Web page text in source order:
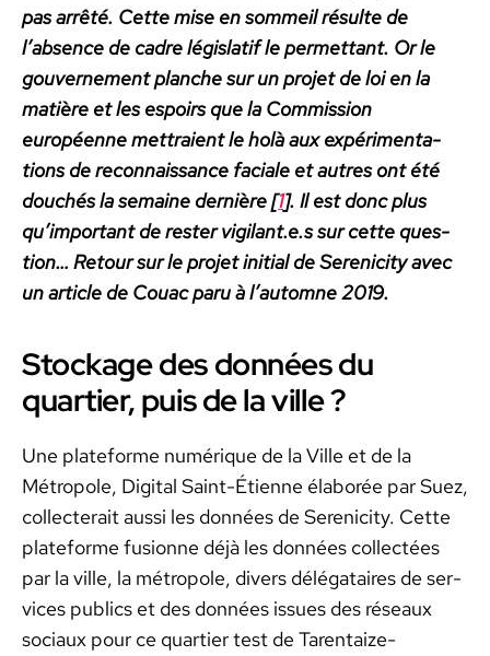
pas arrêté. Cette mise en som­meil résulte de
l’absence de cadre lég­is­latif le per­me­t­tant. Or le
gou­verne­ment planche sur un pro­jet de loi en la
matière et les espoirs que la Com­mis­sion
européenne met­traient le holà aux expéri­men­ta­
tions de recon­nais­sance faciale et autres ont été
douchés la semaine dernière [1]. Il est donc plus
qu’important de rester vigilant.e.s sur cette ques­
tion… Retour sur le pro­jet ini­tial de Serenic­i­ty avec
un arti­cle de Couac paru à l’automne 2019.
Stockage des données du
quartier, puis de la ville ?
Une plate­forme numérique de la Ville et de la
Métro­pole, Dig­i­tal Saint-Éti­enne élaborée par Suez,
col­lecterait aus­si les don­nées de Serenic­i­ty. Cette
plate­forme fusionne déjà les don­nées col­lec­tées
par la ville, la métro­pole, divers délé­gataires de ser­
vices publics et des don­nées issues des réseaux
soci­aux pour ce quarti­er test de Tarentaize-